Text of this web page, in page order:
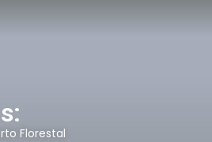
Florestal